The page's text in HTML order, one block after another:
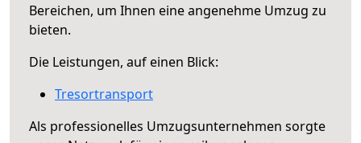
Bereichen, um Ihnen eine angenehme Umzug zu
bieten.
Die Leistungen, auf einen Blick:
Tresortransport
Als professionelles Umzugsunternehmen sorgte